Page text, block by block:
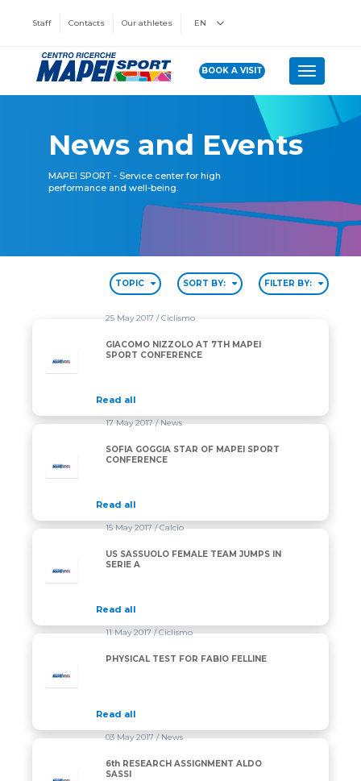
Staff Contacts Our athletes EN
BOOK A VISIT Toggle
News and Events
MAPEI SPORT - Service center for high
performance and well-being.
TOPIC SORT BY: FILTER BY:
25 May 2017/ Ciclismo
GIACOMO NIZZOLO AT 7TH MAPEI
SPORT CONFERENCE
Read all
17 May 2017/ News
SOFIA GOGGIA STAR OF MAPEI SPORT
CONFERENCE
Read all
15 May 2017/ Calcio
US SASSUOLO FEMALE TEAM JUMPS IN
SERIE A
Read all
11 May 2017/ Ciclismo
PHYSICAL TEST FOR FABIO FELLINE
Read all
03 May 2017/ News
6th RESEARCH ASSIGNMENT ALDO
SASSI